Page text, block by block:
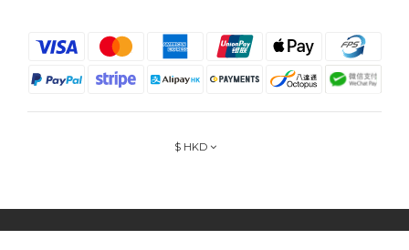
$ HKD